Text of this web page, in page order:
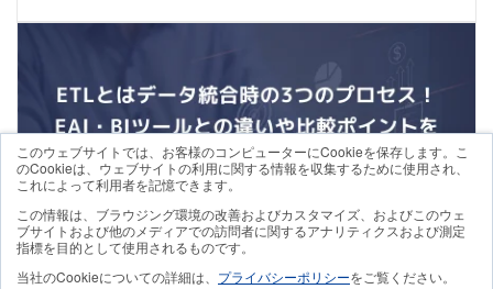
このウェブサイトでは、お客様のコンピューターにCookieを保存します。こ
のCookieは、ウェブサイトの利用に関する情報を収集するために使用され、
これによって利用者を記憶できます。
この情報は、ブラウジング環境の改善およびカスタマイズ、およびこのウェ
ブサイトおよび他のメディアでの訪問者に関するアナリティクスおよび測定
指標を目的として使用されるものです。
当社のCookieについての詳細は、 プライバシーポリシーをご覧ください。
ETLとはデータ統合時の3つのプロセス！